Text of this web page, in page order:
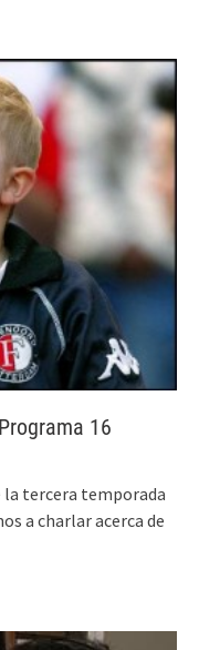
16
la tercera temporada
a charlar acerca de